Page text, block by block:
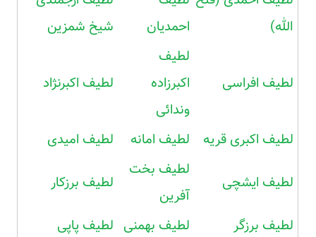
الله)
احمدیان
شیخ شمزین
لطیف افراسی
لطیف
اکبرزاده
وندائی
لطیف اکبرنژاد
لطیف اکبری قریه لطیف امانه لطیف امیدی
لطیف ایشچی
لطیف بخت
آفرین
لطیف برزکار
لطیف برزگر لطیف بهمنی لطیف پاپی